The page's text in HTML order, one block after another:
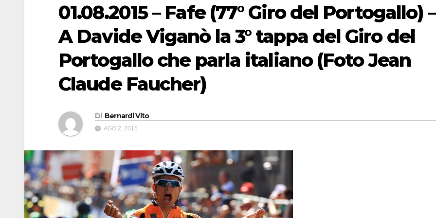
01.08.2015 – Fafe (77° Giro del Portogallo) –
A Davide Viganò la 3° tappa del Giro del
Portogallo che parla italiano (Foto Jean
Claude Faucher)
Di Bernardi Vito
AGO 2, 2015